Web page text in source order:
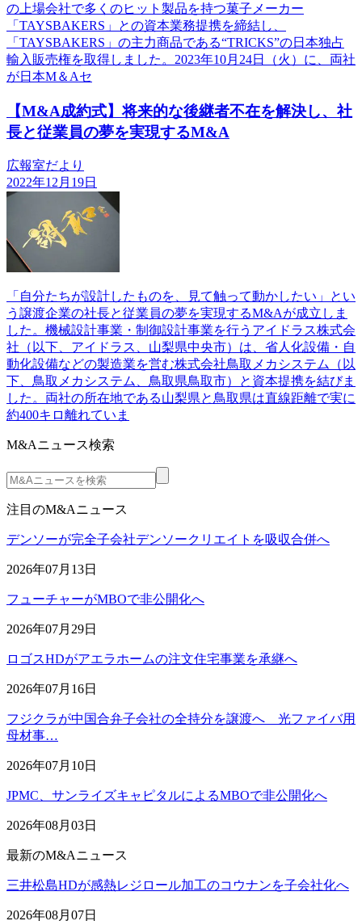
の上場会社で多くのヒット製品を持つ菓子メーカー
「TAYSBAKERS」との資本業務提携を締結し、
「TAYSBAKERS」の主力商品である“TRICKS”の日本独占
輸入販売権を取得しました。2023年10月24日（火）に、両社
が日本M＆Aセ
【M&A成約式】将来的な後継者不在を解決し、社
長と従業員の夢を実現するM&A
広報室だより
2022年12月19日
「自分たちが設計したものを、見て触って動かしたい」とい
う譲渡企業の社長と従業員の夢を実現するM&Aが成立しま
した。機械設計事業・制御設計事業を行うアイドラス株式会
社（以下、アイドラス、山梨県中央市）は、省人化設備・自
動化設備などの製造業を営む株式会社鳥取メカシステム（以
下、鳥取メカシステム、鳥取県鳥取市）と資本提携を結びま
した。両社の所在地である山梨県と鳥取県は直線距離で実に
約400キロ離れていま
M&Aニュース検索
注目のM&Aニュース
デンソーが完全子会社デンソークリエイトを吸収合併へ
2026年07月13日
フューチャーがMBOで非公開化へ
2026年07月29日
ロゴスHDがアエラホームの注文住宅事業を承継へ
2026年07月16日
フジクラが中国合弁子会社の全持分を譲渡へ 光ファイバ用
母材事…
2026年07月10日
JPMC、サンライズキャピタルによるMBOで非公開化へ
2026年08月03日
最新のM&Aニュース
三井松島HDが感熱レジロール加工のコウナンを子会社化へ
2026年08月07日